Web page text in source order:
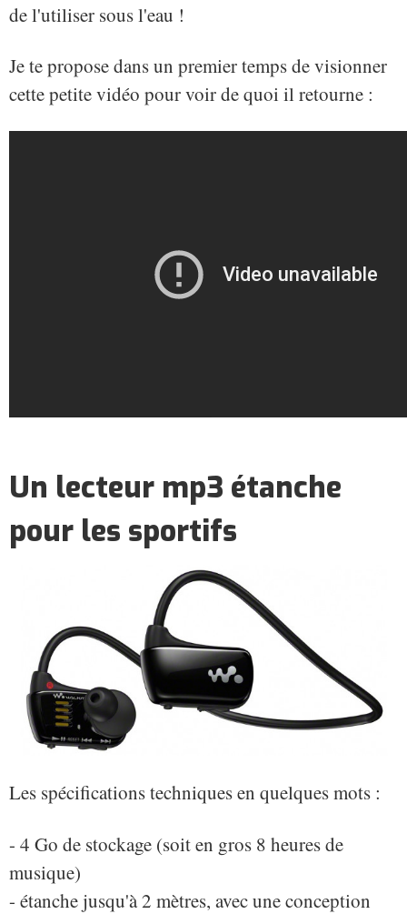
de l'utiliser sous l'eau !
Je te propose dans un premier temps de visionner
cette petite vidéo pour voir de quoi il retourne :
Un lecteur mp3 étanche
pour les sportifs
Les spécifications techniques en quelques mots :
- 4 Go de stockage (soit en gros 8 heures de
musique)
- étanche jusqu'à 2 mètres, avec une conception